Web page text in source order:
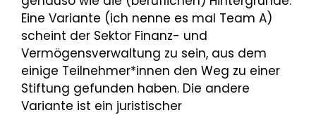
Eine Variante (ich nenne es mal Team A)
scheint der Sektor Finanz- und
Vermögensverwaltung zu sein, aus dem
einige Teilnehmer*innen den Weg zu einer
Stiftung gefunden haben. Die andere
Variante ist ein juristischer